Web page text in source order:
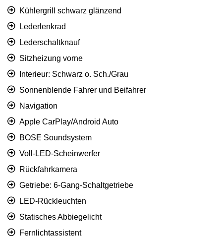
Kühlergrill schwarz glänzend
Lederlenkrad
Lederschaltknauf
Sitzheizung vorne
Interieur: Schwarz o. Sch./Grau
Sonnenblende Fahrer und Beifahrer
Navigation
Apple CarPlay/Android Auto
BOSE Soundsystem
Voll-LED-Scheinwerfer
Rückfahrkamera
Getriebe: 6-Gang-Schaltgetriebe
LED-Rückleuchten
Statisches Abbiegelicht
Fernlichtassistent